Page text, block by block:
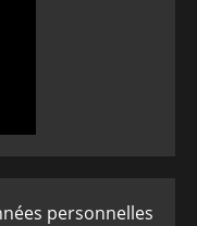
personnelles